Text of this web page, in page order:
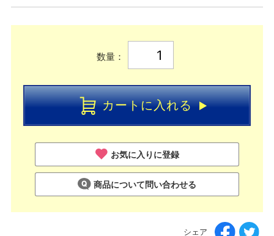
数量：
カートに入れる
お気に入りに登録
商品について問い合わせる
シェア